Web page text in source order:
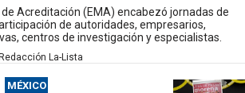
de Acreditación (EMA) encabezó jornadas de
de autoridades, empresarios,
centros de investigación y especialistas.
Redacción La-Lista
MÉXICO